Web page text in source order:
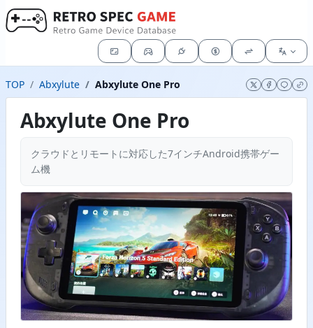
TOP Abxylute Abxylute One Pro
Abxylute One Pro
クラウドとリモートに対応した7インチAndroid携帯ゲー
ム機